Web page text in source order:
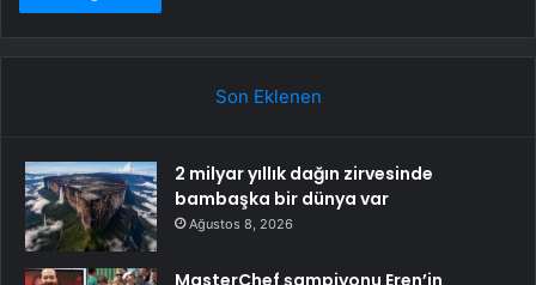
Son Eklenen
2 milyar yıllık dağın zirvesinde
bambaşka bir dünya var
Ağustos 8, 2026
MasterChef şampiyonu Eren’in